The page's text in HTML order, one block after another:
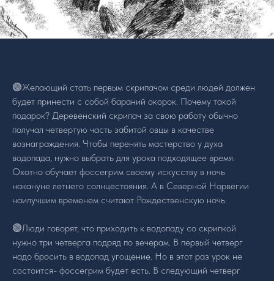
🟣Желающий стать первым скрипачом среди людей должен
будет принести с собой бараний окорок. Почему такой
подарок? Деревенский скрипач за свою работу обычно
получал четвертую часть забитой овцы в качестве
вознаграждения. Чтобы перенять мастерство у духа
водопада, нужно выбрать для урока подходящее время.
Охотно обучает фоссегрим своему искусству в ночь
накануне летнего солнцестояния. А в Северной Норвегии
наилучшим временем считают Рождественскую ночь.
🟣Люди говорят, что приходить к водопаду со скрипкой
нужно три четверга подряд по вечерам. В первый четверг
надо бросить в водопад угощение. Но в этот раз урок не
состоится- фоссегрим будет есть. В следующий четверг